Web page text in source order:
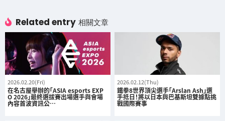
Related entry 相關文章
2026.02.20(Fri)
在名古屋舉辦的「ASIA esports EXP
O 2026」最終選拔賽出場選手與會場
內容首波資訊公…
2026.02.12(Thu)
鐵拳8世界頂尖選手「Arslan Ash」選
手抵日！將以日本與巴基斯坦雙據點挑
戰國際賽事